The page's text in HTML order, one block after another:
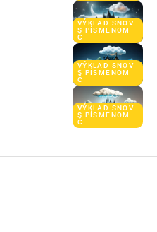
VÝKLAD SNOV
S PÍSMENOM
Č
VÝKLAD SNOV
S PÍSMENOM
Č
VÝKLAD SNOV
S PÍSMENOM
Č